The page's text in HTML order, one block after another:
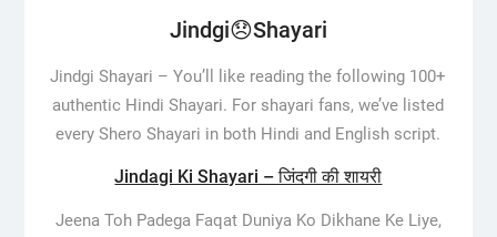
Jindgi😞Shayari
Jindgi Shayari –You’ll like reading the following 100+
authentic Hindi Shayari. For shayari fans, we’ve listed
every Shero Shayari in both Hindi and English script.
Jindagi Ki Shayari – जिंदगी की शायरी
Jeena Toh Padega Faqat Duniya Ko Dikhane Ke Liye,